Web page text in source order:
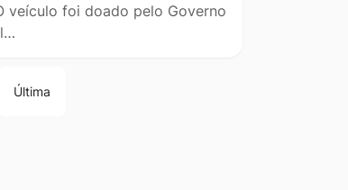
veículo foi doado pelo Governo
Última